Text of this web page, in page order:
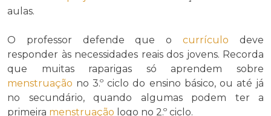
aulas.
O professor defende que ocurrículo deve
responder às necessidades reais dos jovens. Recorda
que muitas raparigas só aprendem sobre
menstruação no 3.º ciclo do ensino básico, ou até já
no secundário, quando algumas podem ter a
primeira menstruação logo no 2.º ciclo.